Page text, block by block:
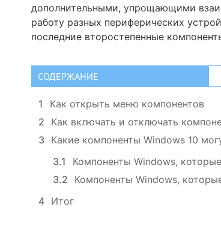
дополнительными, упрощающими
работу разных периферических
последние второстепенные
СОДЕРЖАНИЕ
1
Как открыть меню компонентов
2
Как включать и отключать
3 Какие компоненты Windows 10
3.1
Компоненты Windows,
3.2
Компоненты Windows,
4 Итог